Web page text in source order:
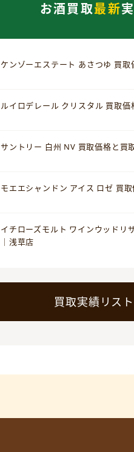
お酒買取最新
ケンゾーエステート あさつゆ 買
ルイロデレール クリスタル 買取
サントリー 白州 NV 買取価格と買
モエエシャンドン アイス ロゼ 買
イチローズモルト ワインウッドリ
｜浅草店
買取実績リスト